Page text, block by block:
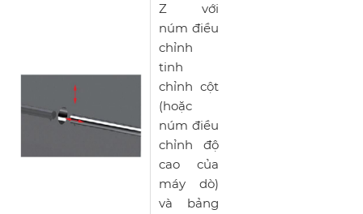
Z với
núm điều
chỉnh
tinh
chỉnh cột
(hoặc
núm điều
chỉnh độ
cao của
máy dò)
và bảng